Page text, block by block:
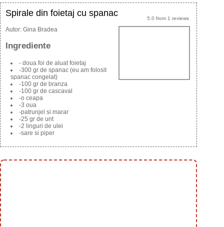
5.0 from 1 reviews
Spirale din foietaj cu spanac
Autor: Gina Bradea
Ingrediente
- doua foi de aluat foietaj
-300 gr de spanac (eu am folosit
spanac congelat)
-100 gr de branza
-100 gr de cascaval
-o ceapa
-3 oua
-patrunjel si marar
-25 gr de unt
-2 linguri de ulei
-sare si piper